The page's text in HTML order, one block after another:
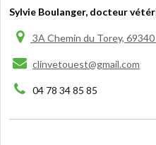
Sylvie Boulanger, docteur
3A Chemin du Torey,
clinvetouest@gmail.com
04 78 34 85 85